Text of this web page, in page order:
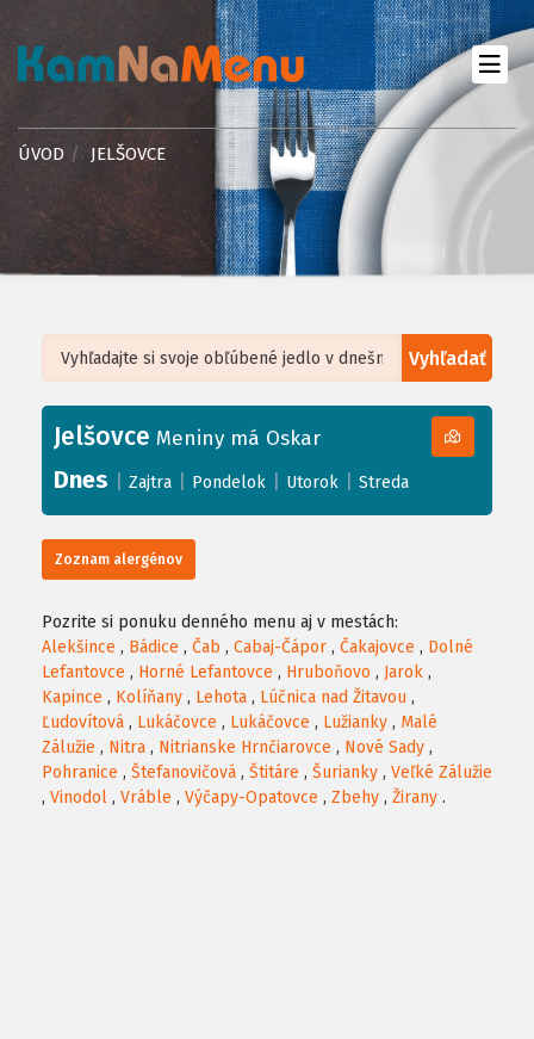
ÚVOD JELŠOVCE
Vyhľadať
+
−
Leaflet| ©OpenStreetMap, Tiles courtesy ofHumanitarian OpenStreetMap
Jelšovce Meniny má Oskar
Dnes Zajtra Pondelok Utorok Streda
Zoznam alergénov
Pozrite si ponuku denného menu aj v mestách:
Alekšince , Bádice , Čab , Cabaj-Čápor , Čakajovce , Dolné
Lefantovce , Horné Lefantovce , Hruboňovo , Jarok ,
Kapince , Kolíňany , Lehota , Lúčnica nad Žitavou ,
Ľudovítová , Lukáčovce , Lukáčovce , Lužianky , Malé
Zálužie , Nitra , Nitrianske Hrnčiarovce , Nové Sady ,
Pohranice , Štefanovičová , Štitáre , Šurianky , Veľké Zálužie
, Vinodol , Vráble , Výčapy-Opatovce , Zbehy , Žirany .